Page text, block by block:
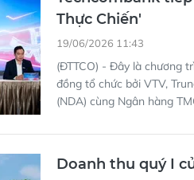
Thực Chiến'
19/06/2026 11:43
(ĐTTCO) - Đây là chương
đồng tổ chức bởi VTV,
(NDA) cùng Ngân hàng
Doanh thu quý I